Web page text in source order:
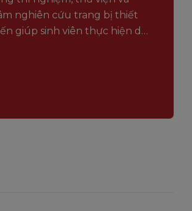
nghiên cứu trang bị thiết
giúp sinh viên thực hiện dự